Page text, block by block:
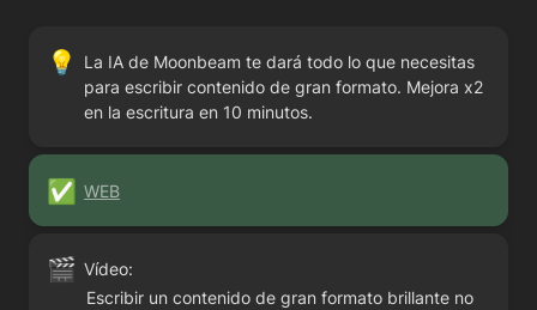
💡
La IA de Moonbeam te dará todo lo que necesitas
para escribir contenido de gran formato. Mejora x2
en la escritura en 10 minutos.
✅ WEB
🎬 Vídeo:
Escribir un contenido de gran formato brillante no